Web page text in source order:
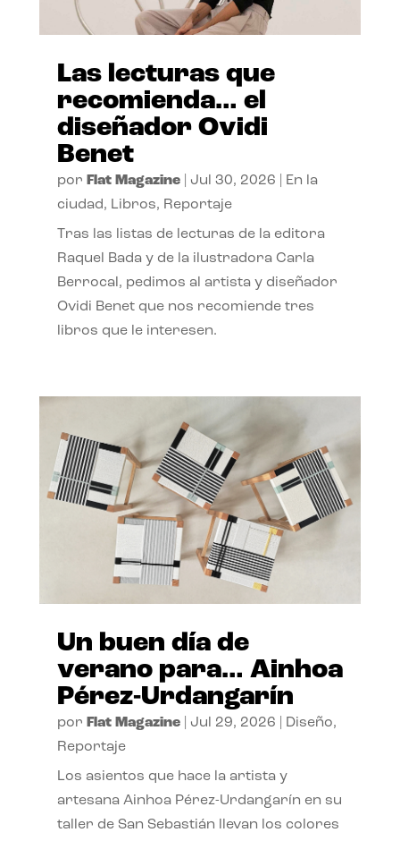
Las lecturas que
recomienda… el
diseñador Ovidi
Benet
por Flat Magazine| Jul 30, 2026
En la
ciudad, Libros, Reportaje
Tras las listas de lecturas de la editora
Raquel Bada y de la ilustradora Carla
Berrocal, pedimos al artista y diseñador
Ovidi Benet que nos recomiende tres
libros que le interesen.
Un buen día de
verano para… Ainhoa
Pérez-Urdangarín
por Flat Magazine| Jul 29, 2026 Diseño,
Reportaje
Los asientos que hace la artista y
artesana Ainhoa Pérez-Urdangarín en su
taller de San Sebastián llevan los colores